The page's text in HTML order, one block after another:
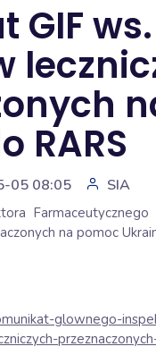
GIF
RARS
05 08:05 SIA
na pomoc
glownego-